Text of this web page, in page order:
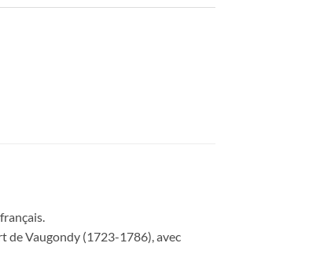
de Vaugondy (1723-1786), avec